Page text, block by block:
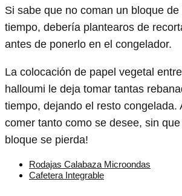
Si sabe que no coman un bloque
tiempo, debería plantearos de
antes de ponerlo en el congelador.
La colocación de papel vegetal
halloumi le deja tomar tantas
tiempo, dejando el resto congelada.
comer tanto como se desee, sin
bloque se pierda!
Rodajas Calabaza Microondas
Cafetera Integrable